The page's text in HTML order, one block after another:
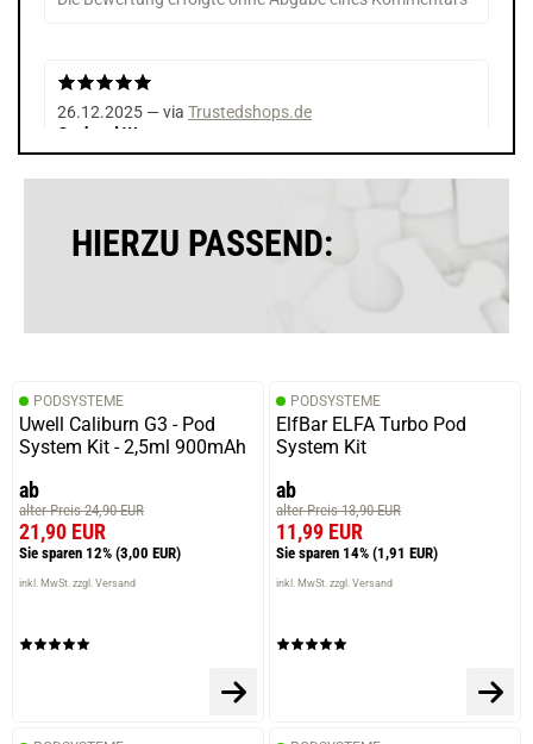
26.12.2025 — via Trustedshops.de
Gerhard W.
verifizierter Onlinekauf.
Uwe Helmut S.
Guter Geschmack
25.05.2025 — via
Trustedshops.de
Diethelm S.
verifizierter Onlinekauf.
HIERZU PASSEND:
PODSYSTEME
Uwell Caliburn G3 - Pod
System Kit - 2,5ml 900mAh
ab
alter Preis 24,90 EUR
21,90 EUR
Sie sparen 12% (3,00 EUR)
inkl. MwSt. zzgl. Versand
PODSYSTEME
ElfBar ELFA Turbo Pod
System Kit
ab
alter Preis 13,90 EUR
11,99 EUR
Sie sparen 14% (1,91 EUR)
inkl. MwSt. zzgl. Versand